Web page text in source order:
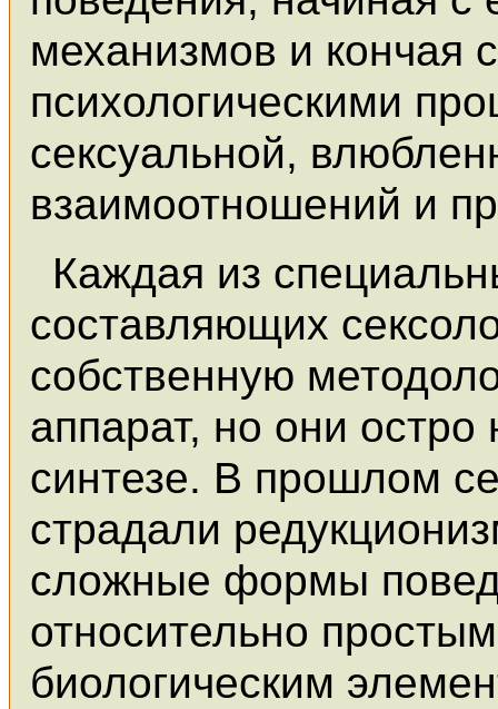
механизмов и кончая
психологическими
сексуальной,
взаимоотношений и
Каждая из
составляющих
собственную
аппарат, но они
синтезе. В прошлом
страдали
сложные формы
относительно
биологическим